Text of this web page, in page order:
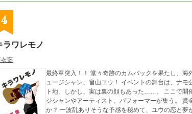
4
ラワレモノ
藍
最終章突入！！ 堂々奇跡のカムバックを果たし、
ュージシャン、畠山ユウ！ イベントの舞台は、ナ
ト地。しかし、実は裏の顔もあった……。 ここで開
ジシャンやアーティスト、パフォーマーが集う。
か？ 一波乱ありそうな予感を秘めて、ユウの恋と夢が燃えがある!! オールキャストでお